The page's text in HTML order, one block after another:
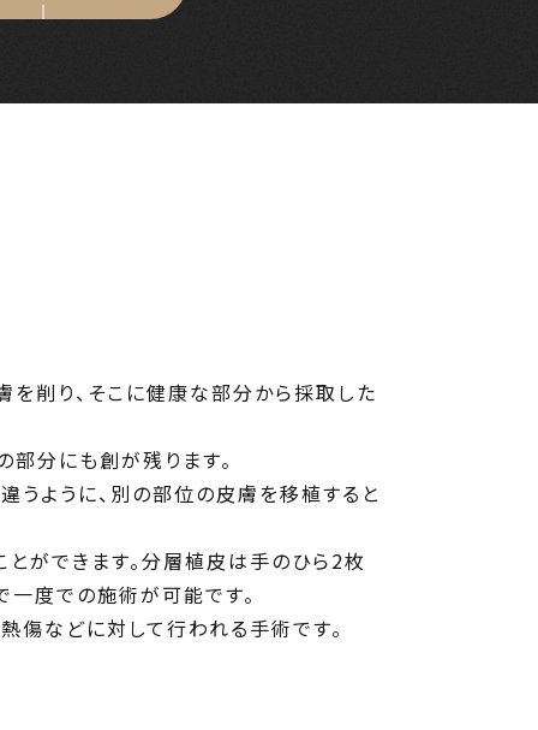
削り、そこに健康な部分から採取した
分にも創が残ります。
ように、別の部位の皮膚を移植すると
ができます。分層植皮は手のひら2枚
度での施術が可能です。
などに対して行われる手術です。